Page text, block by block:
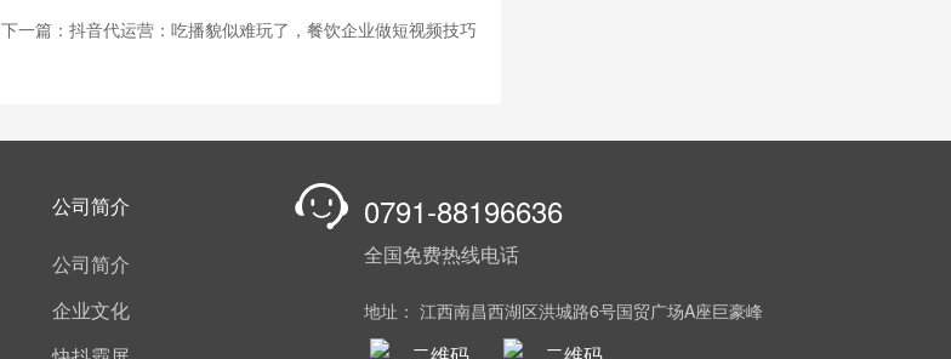
下一篇：抖音代运营：吃播貌似难玩了，餐饮企业做短视频技巧
公司简介
公司简介
企业文化
0791-88196636
全国免费热线电话
地址： 江西南昌西湖区洪城路6号国贸广场A座巨豪峰